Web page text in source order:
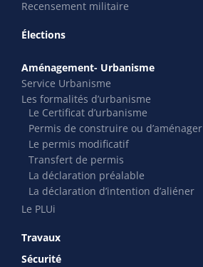
Recensement militaire
Élections
Aménagement- Urbanisme
Service Urbanisme
Les formalités d’urbanisme
Le Certificat d’urbanisme
Permis de construire ou d’aménager
Le permis modificatif
Transfert de permis
La déclaration préalable
La déclaration d’intention d’aliéner
Le PLUi
Travaux
Sécurité